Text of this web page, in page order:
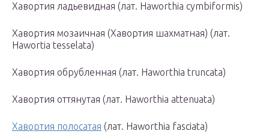
Хавортия ладьевидная (лат. Haworthia cymbiformis)
Хавортия мозаичная (Хавортия шахматная) (лат.
Hawortia tesselata)
Хавортия обрубленная (лат. Нaworthia truncata)
Хавортия оттянутая (лат. Haworthia attenuata)
Хавортия полосатая (лат. Haworthia fasciata)